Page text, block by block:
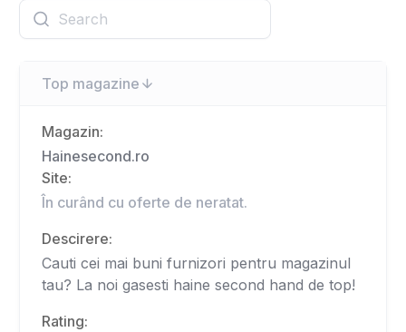
Top magazine
Magazin:
Hainesecond.ro
Site:
În curând cu oferte de neratat.
Descirere:
Cauti cei mai buni furnizori pentru magazinul
tau? La noi gasesti haine second hand de top!
Rating: